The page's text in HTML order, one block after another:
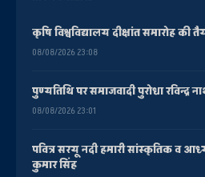
कृषि विश्वविद्यालय दीक्षांत समारोह की
08/08/2026 23:08
पुण्यतिथि पर समाजवादी पुरोधा रविन्द्र
08/08/2026 23:01
पवित्र सरयू नदी हमारी सांस्कृतिक व
कुमार सिंह